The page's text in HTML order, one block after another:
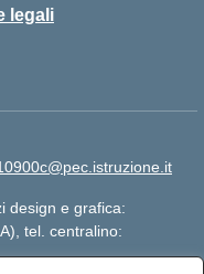
legali
design e grafica:
tel. centralino: